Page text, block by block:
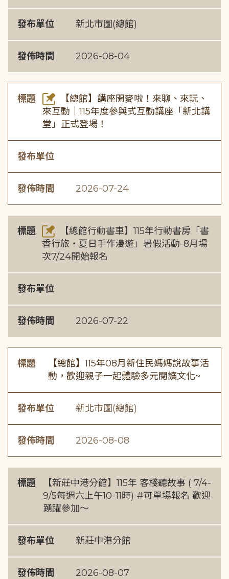
發布單位 新北市圖(總館)
發佈時間 2026-08-04
標題
【總館】講座開麥啦！來聊、來玩、
來互動｜115年度參與式互動講座「新北講
堂」正式登場！
發布單位
發佈時間 2026-07-24
標題
【總館行動書車】115年行動書房「書
香行旅・夏日手作漫遊」暑假活動-8月場
次7/24開始報名
發布單位
發佈時間 2026-07-22
標題
【總館】115年08月新住民媽媽說故事活
動，歡迎親子一起體驗多元閱讀文化~
發布單位 新北市圖(總館)
發佈時間 2026-08-08
標題
【新莊中港分館】115年 客棧聽故事 ( 7/4-
9/5每週六上午10-11時) #可單場報名 歡迎
踴躍參加～
發布單位 新莊中港分館
發佈時間 2026-08-07